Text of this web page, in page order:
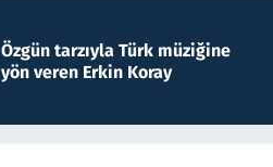
Özgün tarzıyla Türk müziğine
yön veren Erkin Koray